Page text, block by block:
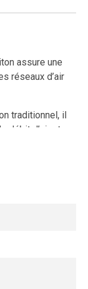
assure une
réseaux d’air
traditionnel, il
débit d’air et
en conservant
pièce
fiabilité et